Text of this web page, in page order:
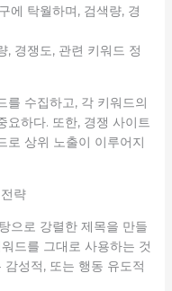
에 탁월하며, 검색량, 경
경쟁도, 관련 키워드 정
를 수집하고, 각 키워드의
요하다. 또한, 경쟁 사이트
로 상위 노출이 이루어지
략
으로 강렬한 제목을 만들
드를 그대로 사용하는 것
성적, 또는 행동 유도적